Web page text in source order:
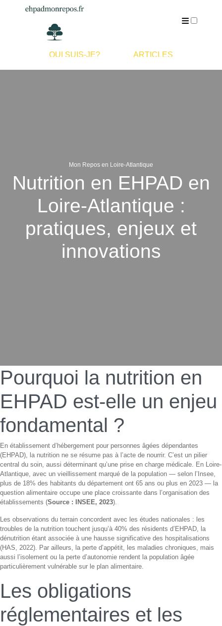
QUI SUIS-JE? ARTICLES
Mon Repos en Loire-Atlantique
Nutrition en EHPAD en
Loire-Atlantique :
pratiques, enjeux et
innovations
Pourquoi la nutrition en
EHPAD est-elle un enjeu
fondamental ?
En établissement d’hébergement pour personnes âgées dépendantes
(EHPAD), la nutrition ne se résume pas à l’acte de nourrir. C’est un pilier
central du soin, aussi déterminant qu’une prise en charge médicale. En Loire-
Atlantique, avec un vieillissement marqué de la population — selon l’Insee,
plus de 18% des habitants du département ont 65 ans ou plus en 2023 — la
question alimentaire occupe une place croissante dans l’organisation des
établissements (Source : INSEE, 2023).
Les observations du terrain concordent avec les études nationales : les
troubles de la nutrition touchent jusqu’à 40% des résidents d’EHPAD, la
dénutrition étant associée à une hausse significative des hospitalisations
(HAS, 2022). Par ailleurs, la perte d’appétit, les maladies chroniques, mais
aussi l’isolement ou la perte d’autonomie rendent la population âgée
particulièrement vulnérable sur le plan alimentaire.
Les obligations
réglementaires et les